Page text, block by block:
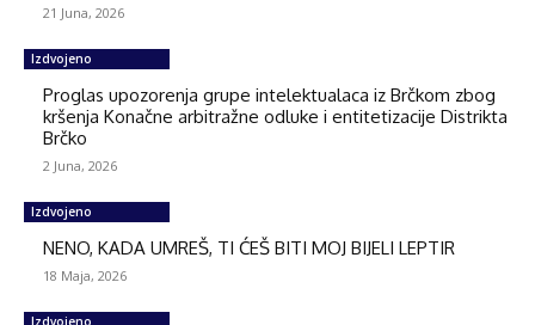
21 Juna, 2026
Izdvojeno
Proglas upozorenja grupe intelektualaca iz Brčkom zbog
kršenja Konačne arbitražne odluke i entitetizacije Distrikta
Brčko
2 Juna, 2026
Izdvojeno
NENO, KADA UMREŠ, TI ĆEŠ BITI MOJ BIJELI LEPTIR
18 Maja, 2026
Izdvojeno